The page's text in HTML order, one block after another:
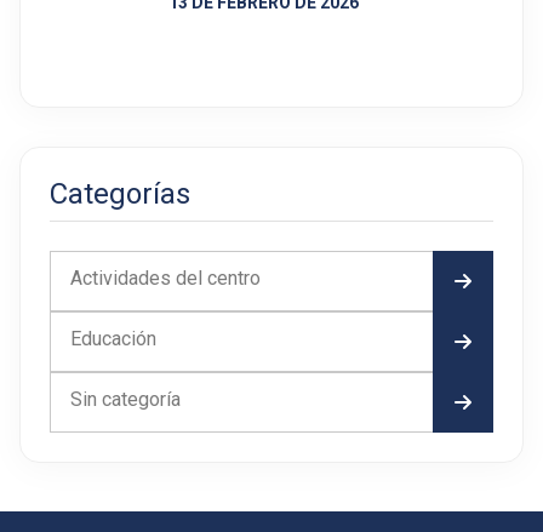
Categorías
Actividades del centro
Educación
Sin categoría